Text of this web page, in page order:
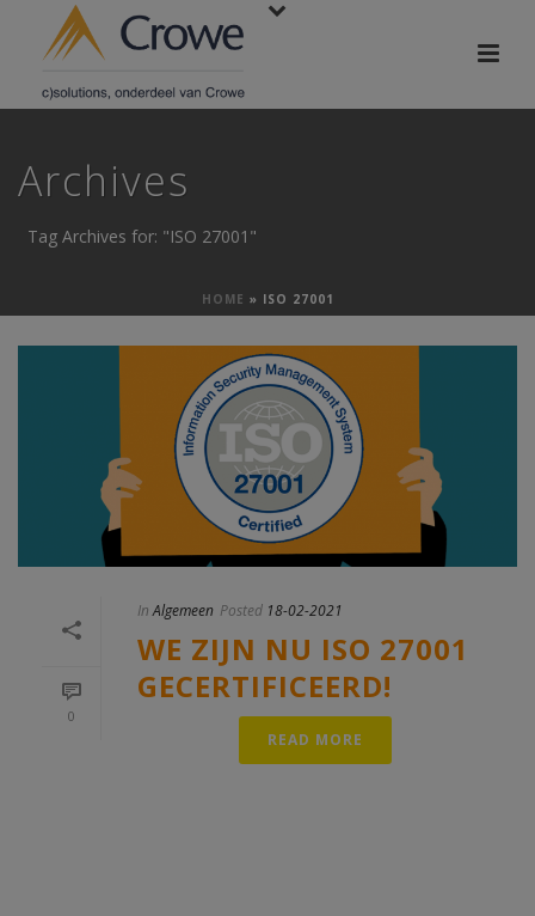
Archives
Tag Archives for: "ISO 27001"
HOME » ISO 27001
0
In Algemeen Posted 18-02-2021
WE ZIJN NU ISO 27001
GECERTIFICEERD!
READ MORE